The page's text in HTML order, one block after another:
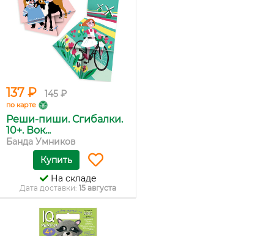
137 ₽ 145 ₽
по карте
Реши-пиши. Сгибалки.
10+. Вок...
Банда Умников
Купить
На складе
Дата доставки: 15 августа